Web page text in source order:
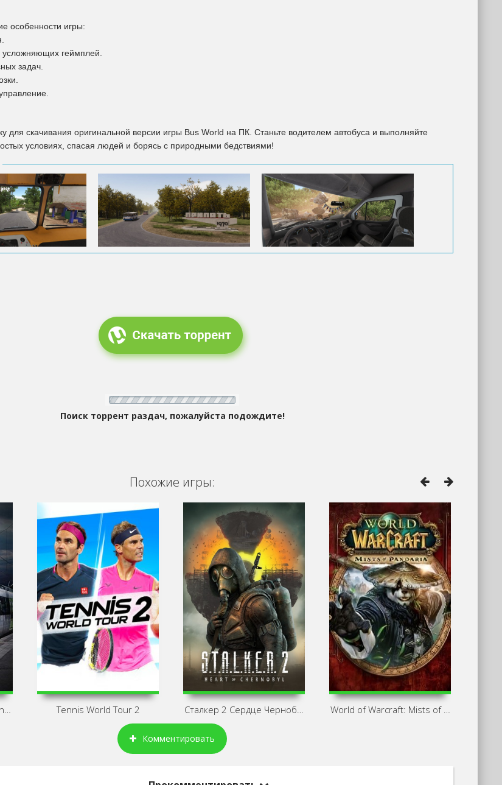
особенности игры:
усложняющих геймплей.
задач.
для скачивания оригинальной версии игры Bus World на ПК. Станьте водителем автобуса и выполняйте
условиях, спасая людей и борясь с природными бедствиями!
Поиск торрент раздач, пожалуйста подождите!
Похожие игры:
С Tennis World Tour 2 Сталкер 2 Сердце Чернобыля / World of Warcraft: Mists of Pandaria
Комментировать